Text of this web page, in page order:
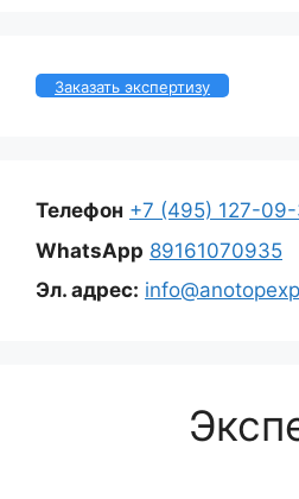
Заказать экспертизу
Телефон +7 (495) 127-
WhatsApp 89161070935
Эл. адрес: